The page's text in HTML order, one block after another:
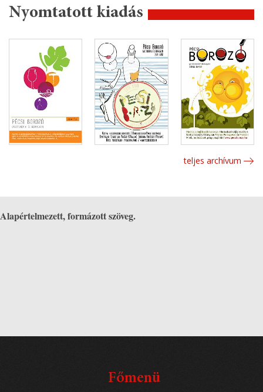
Nyomtatott kiadás
teljes archívum
Alapértelmezett, formázott szöveg.
Főmenü